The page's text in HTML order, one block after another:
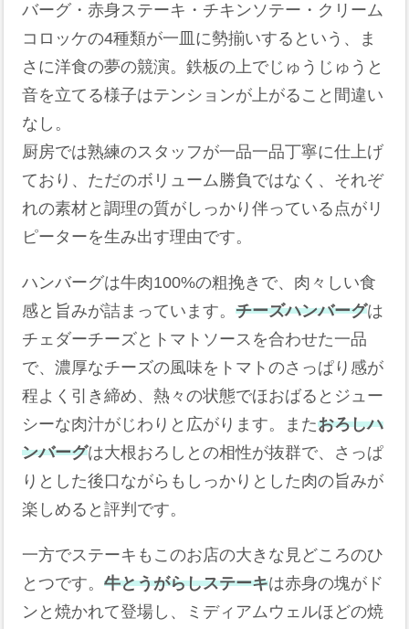
バーグ・赤身ステーキ・チキンソテー・クリーム
コロッケの4種類が一皿に勢揃いするという、ま
さに洋食の夢の競演。鉄板の上でじゅうじゅうと
音を立てる様子はテンションが上がること間違い
なし。
厨房では熟練のスタッフが一品一品丁寧に仕上げ
ており、ただのボリューム勝負ではなく、それぞ
れの素材と調理の質がしっかり伴っている点がリ
ピーターを生み出す理由です。
ハンバーグは牛肉100%の粗挽きで、肉々しい食
感と旨みが詰まっています。チーズハンバーグは
チェダーチーズとトマトソースを合わせた一品
で、濃厚なチーズの風味をトマトのさっぱり感が
程よく引き締め、熱々の状態でほおばるとジュー
シーな肉汁がじわりと広がります。またおろしハ
ンバーグは大根おろしとの相性が抜群で、さっぱ
りとした後口ながらもしっかりとした肉の旨みが
楽しめると評判です。
一方でステーキもこのお店の大きな見どころのひ
とつです。牛とうがらしステーキは赤身の塊がド
ンと焼かれて登場し、ミディアムウェルほどの焼